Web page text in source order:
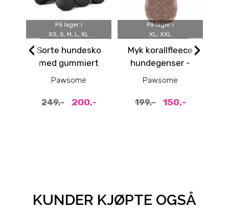
På lager i
XS, S, M, L, XL
Sorte hundesko
med gummiert
såle og
Pawsome
249,- 200,-
På lager i
XL, XXL
Myk korallfleece
hundegenser -
Pawsome
199,- 150,-
‹ ›
KUNDER KJØPTE OGSÅ